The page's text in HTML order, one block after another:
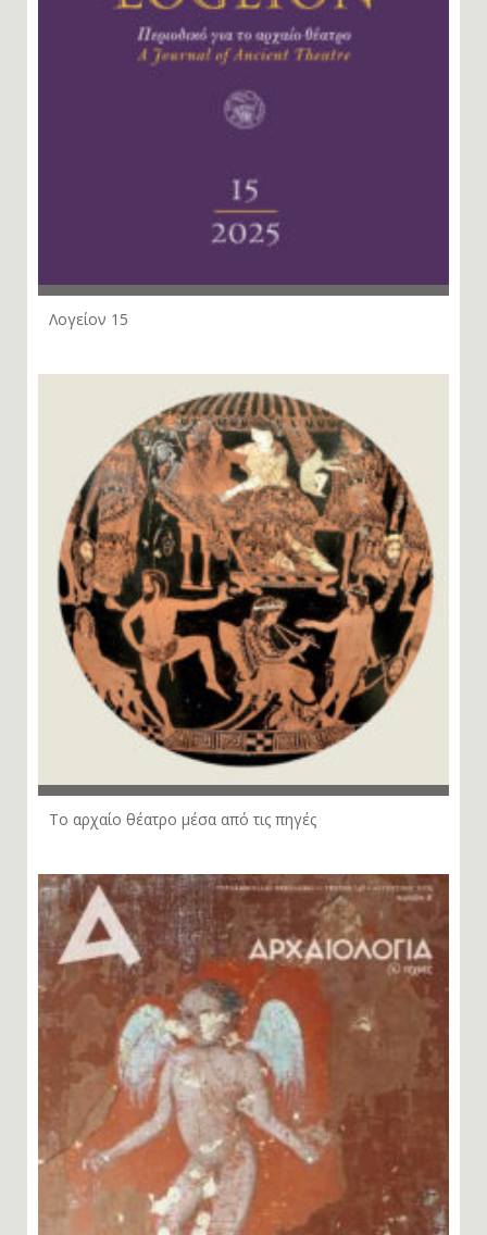
Λογείον 15
Το αρχαίο θέατρο μέσα από τις πηγές